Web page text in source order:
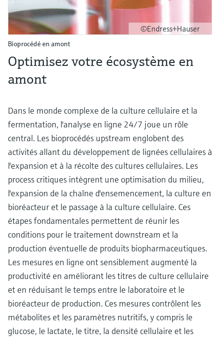
©Endress+Hauser
Bioprocédé en amont
Optimisez votre écosystème en
amont
Dans le monde complexe de la culture cellulaire et la
fermentation, l'analyse en ligne 24/7 joue un rôle
central. Les bioprocédés upstream englobent des
activités allant du développement de lignées cellulaires à
l'expansion et à la récolte des cultures cellulaires. Les
process critiques intègrent une optimisation du milieu,
l'expansion de la chaîne d'ensemencement, la culture en
bioréacteur et le passage à la culture cellulaire. Ces
étapes fondamentales permettent de réunir les
conditions pour le traitement downstream et la
production éventuelle de produits biopharmaceutiques.
Les mesures en ligne ont sensiblement augmenté la
productivité en améliorant les titres de culture cellulaire
et en réduisant le temps entre le laboratoire et le
bioréacteur de production. Ces mesures contrôlent les
métabolites et les paramètres nutritifs, y compris le
glucose, le lactate, le titre, la densité cellulaire et les